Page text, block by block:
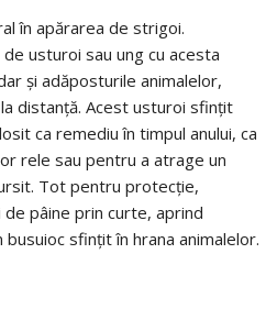
în apărarea de strigoi.
usturoi sau ung cu acesta
și adăposturile animalelor,
distanță. Acest usturoi sfințit
ca remediu în timpul anului, ca
rele sau pentru a atrage un
Tot pentru protecție,
pâine prin curte, aprind
busuioc sfințit în hrana animalelor.